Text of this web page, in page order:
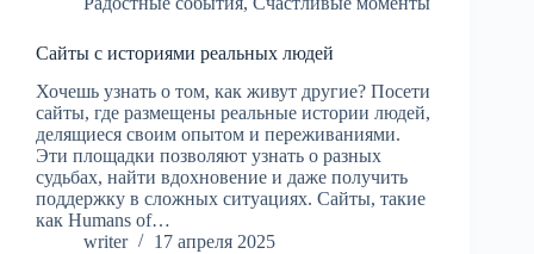
Сайты с историями реальных людей
Хочешь узнать о том, как живут другие? Посети
сайты, где размещены реальные истории людей,
делящиеся своим опытом и переживаниями.
Эти площадки позволяют узнать о разных
судьбах, найти вдохновение и даже получить
поддержку в сложных ситуациях. Сайты, такие
как Humans of…
writer
17 апреля 2025